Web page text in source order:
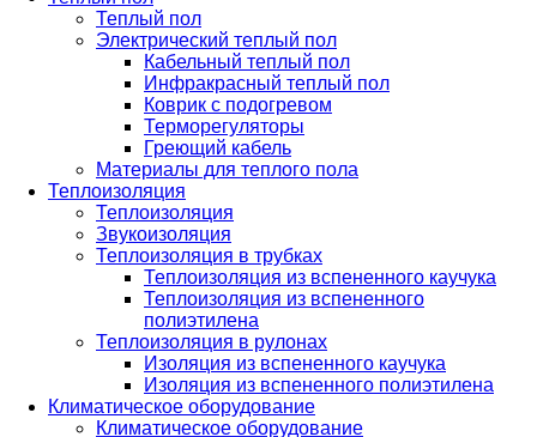
Теплый пол
Электрический теплый пол
Кабельный теплый пол
Инфракрасный теплый пол
Коврик с подогревом
Терморегуляторы
Греющий кабель
Материалы для теплого пола
Теплоизоляция
Теплоизоляция
Звукоизоляция
Теплоизоляция в трубках
Теплоизоляция из вспененного каучука
Теплоизоляция из вспененного
полиэтилена
Теплоизоляция в рулонах
Изоляция из вспененного каучука
Изоляция из вспененного полиэтилена
Климатическое оборудование
Климатическое оборудование